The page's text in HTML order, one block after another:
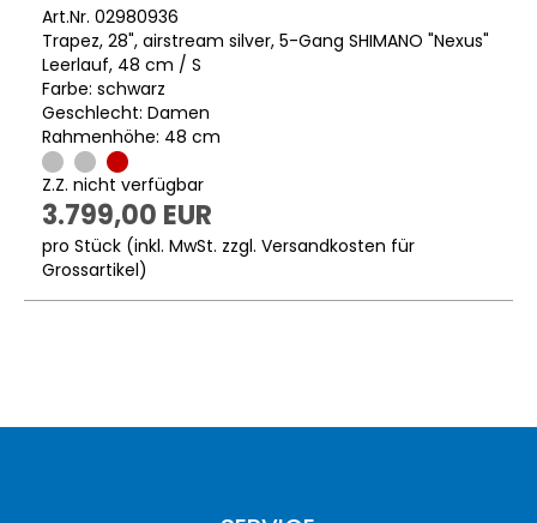
Art.Nr. 02980936
Trapez, 28", airstream silver, 5-Gang SHIMANO "Nexus"
Leerlauf, 48 cm / S
Farbe: schwarz
Geschlecht: Damen
Rahmenhöhe: 48 cm
Z.Z. nicht verfügbar
3.799,00 EUR
pro Stück (inkl. MwSt. zzgl. Versandkosten für
Grossartikel)